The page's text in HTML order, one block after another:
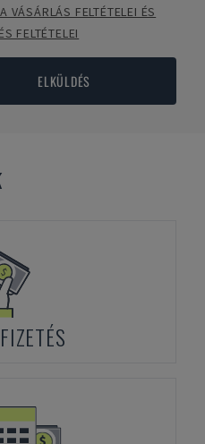
A VÁSÁRLÁS FELTÉTELEI ÉS
FELTÉTELEI
ELKÜLDÉS